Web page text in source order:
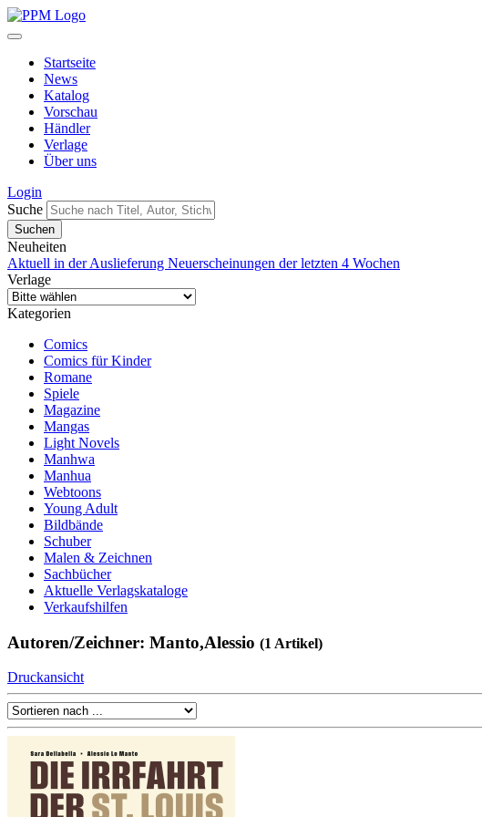
Startseite
News
Katalog
Vorschau
Händler
Verlage
Über uns
Login
Suche
Neuheiten
Aktuell in der Auslieferung Neuerscheinungen der letzten 4 Wochen
Verlage
Kategorien
Comics
Comics für Kinder
Romane
Spiele
Magazine
Mangas
Light Novels
Manhwa
Manhua
Webtoons
Young Adult
Bildbände
Schuber
Malen & Zeichnen
Sachbücher
Aktuelle Verlagskataloge
Verkaufshilfen
Autoren/Zeichner: Manto,Alessio (1 Artikel)
Druckansicht